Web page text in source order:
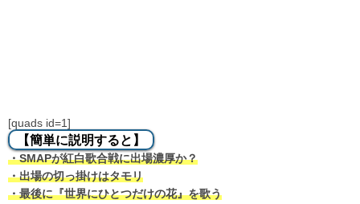
[quads id=1]
【簡単に説明すると】
・SMAPが紅白歌合戦に出場濃厚か？
・出場の切っ掛けはタモリ
・最後に『世界にひとつだけの花』を歌う